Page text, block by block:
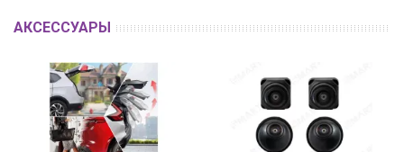
АКСЕССУАРЫ